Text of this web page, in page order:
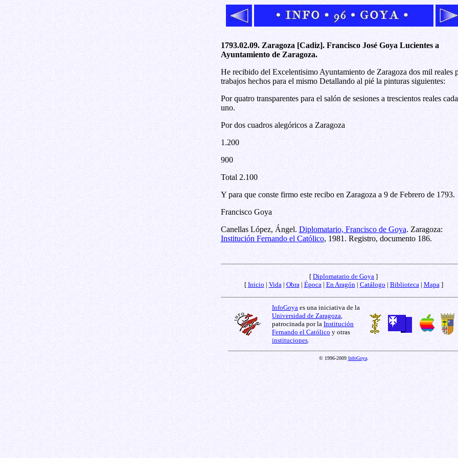
1793.02.09. Zaragoza [Cadiz]. Francisco José Goya Lucientes a
Ayuntamiento de Zaragoza.
He recibido del Excelentisimo Ayuntamiento de Zaragoza dos mil reales
trabajos hechos para el mismo Detallando al pié la pinturas siguientes:
Por quatro transparentes para el salón de sesiones a trescientos reales cada
uno.
Por dos cuadros alegóricos a Zaragoza
1.200
900
Total 2.100
Y para que conste firmo este recibo en Zaragoza a 9 de Febrero de 1793.
Francisco Goya
Canellas López, Ángel. Diplomatario, Francisco de Goya. Zaragoza:
Institución Fernando el Católico, 1981. Registro, documento 186.
[ Diplomatario de Goya ]
[ Inicio | Vida | Obra | Época | En Aragón | Catálogo | Biblioteca | Mapa ]
InfoGoya es una iniciativa de la
Universidad de Zaragoza
patrocinada por la Institución
Fernando el Católico y otras
instituciones
© 1996-2009 InfoGoya.